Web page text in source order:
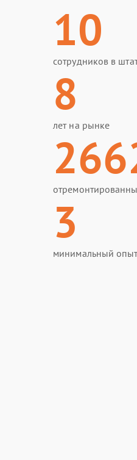
10
сотрудников в
8
лет на рынке
3
минимальный